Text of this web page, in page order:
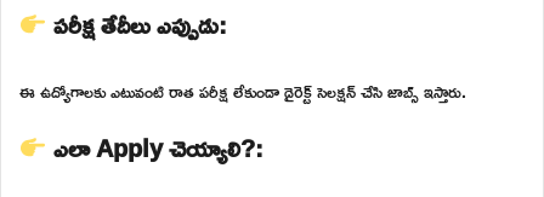
పరీక్ష తేదీలు ఎప్పుడు:
ఈ ఉద్యోగాలకు ఎటువంటి రాత పరీక్ష లేకుండా డైరెక్ట్ సెలక్షన్ చేసి జాబ్స్ ఇస్తారు.
ఎలా Apply చెయ్యాలి?: